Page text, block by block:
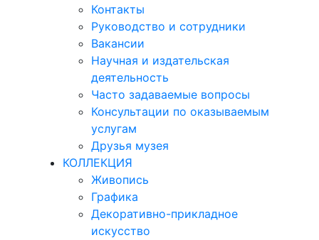
Контакты
Руководство и сотрудники
Вакансии
Научная и издательская
деятельность
Часто задаваемые вопросы
Консультации по оказываемым
услугам
Друзья музея
КОЛЛЕКЦИЯ
Живопись
Графика
Декоративно-прикладное
искусство